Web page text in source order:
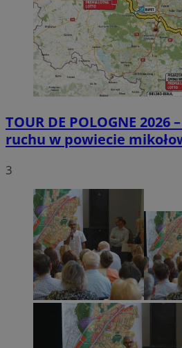
TOUR DE POLOGNE
ruchu w powiecie
3